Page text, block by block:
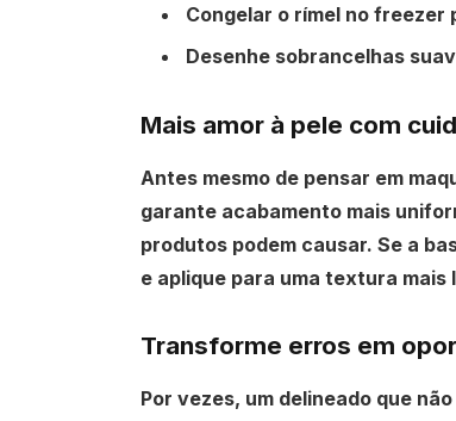
Congelar o rímel no freezer
Desenhe sobrancelhas
Mais amor à pele com
Antes mesmo de pensar em
garante acabamento mais
produtos podem causar. Se a
e aplique para uma textura
Transforme erros em
Por vezes, um delineado que